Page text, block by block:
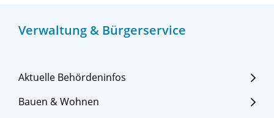
Verwaltung & Bürgerservice
Aktuelle Behördeninfos
Bauen & Wohnen